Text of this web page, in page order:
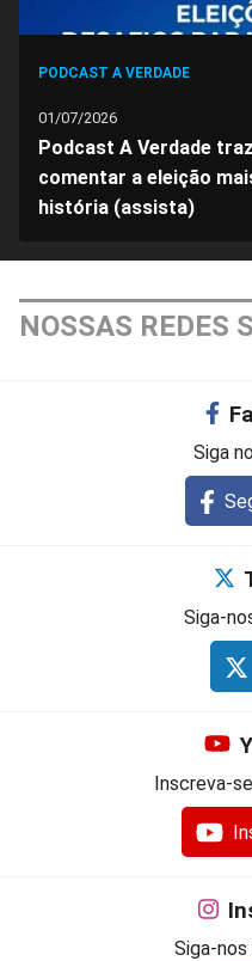
PODCAST A VERDADE
01/07/2026
Podcast A Verdade
comentar a eleição
história (assista)
NOSSAS REDES
Siga
Siga-
Inscreva-
Siga-